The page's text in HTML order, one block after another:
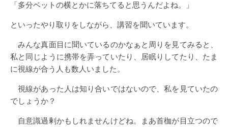
「多分ベットの横とかに落ちてると思うんだよね。」
といったやり取りをしながら、講習を聞いています。
みんな真面目に聞いているのかなぁと周りを見てみると、
私と同じように携帯を弄っていたり、居眠りしてたり、たま
に視線が合う人も数人いました。
視線があった人は知り合いではないので、私を見ていたの
でしょうか？
自意識過剰かもしれませんけどね。まあ首枷が目立つので